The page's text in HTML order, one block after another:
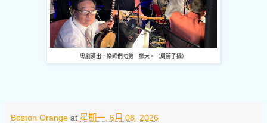
粵劇演出，樂師們功勞一樣大。（周菊子攝）
Boston Orange at 星期一, 6月 08, 2026